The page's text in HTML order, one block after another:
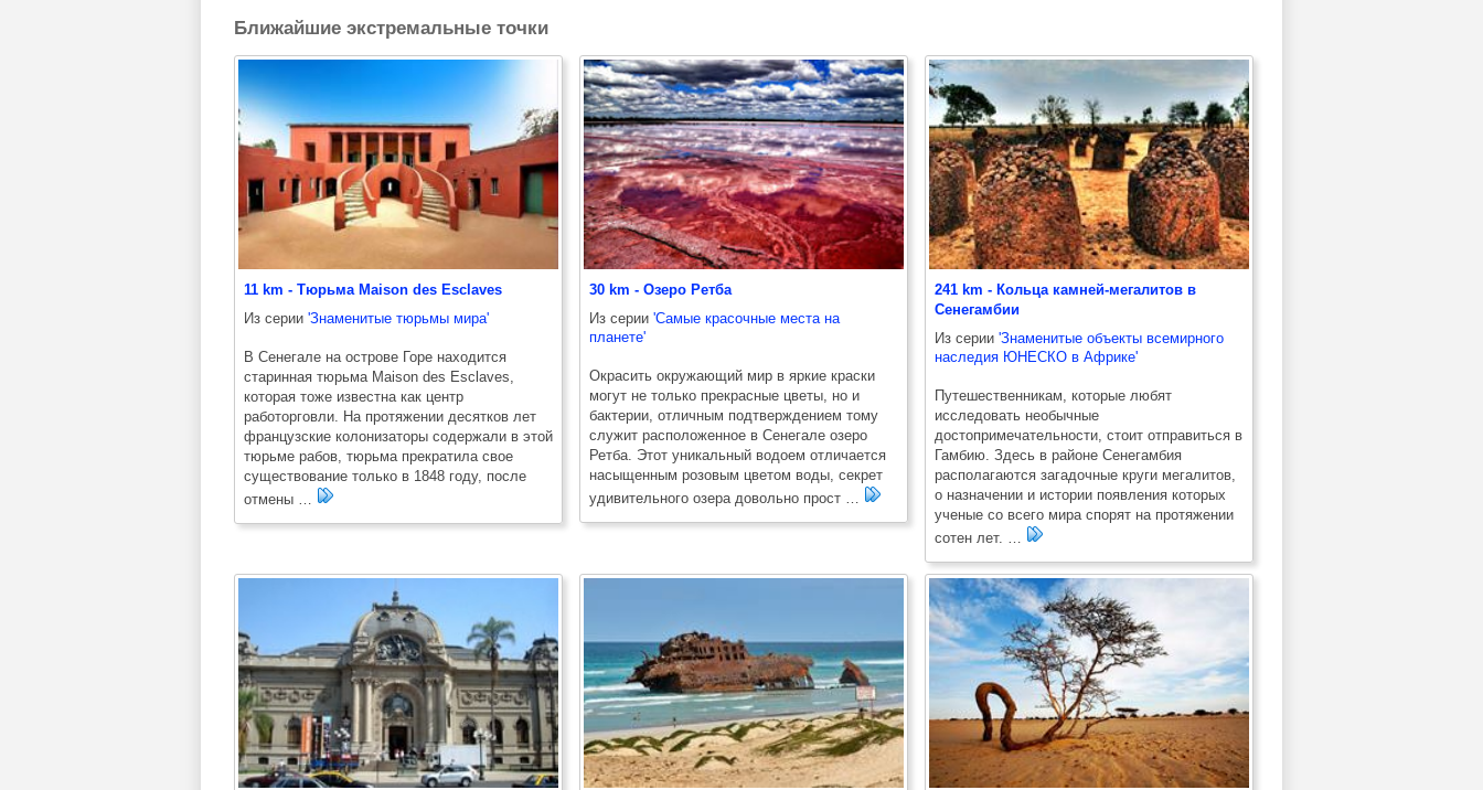
Ближайшие экстремальные точки
11 km - Тюрьма Maison des Esclaves
Из серии 'Знаменитые тюрьмы мира'
В Сенегале на острове Горе находится
старинная тюрьма Maison des Esclaves,
которая тоже известна как центр
работорговли. На протяжении десятков лет
французские колонизаторы содержали в этой
тюрьме рабов, тюрьма прекратила свое
существование только в 1848 году, после
отмены …
30 km - Озеро Ретба
Из серии 'Самые красочные места на
планете'
Окрасить окружающий мир в яркие краски
могут не только прекрасные цветы, но и
бактерии, отличным подтверждением тому
служит расположенное в Сенегале озеро
Ретба. Этот уникальный водоем отличается
насыщенным розовым цветом воды, секрет
удивительного озера довольно прост …
241 km - Кольца камней-мегалитов в
Сенегамбии
Из серии 'Знаменитые объекты всемирного
наследия ЮНЕСКО в Африке'
Путешественникам, которые любят
исследовать необычные
достопримечательности, стоит отправиться в
Гамбию. Здесь в районе Сенегамбия
располагаются загадочные круги мегалитов,
о назначении и истории появления которых
ученые со всего мира спорят на протяжении
сотен лет. …